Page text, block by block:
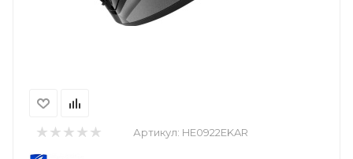
Артикул: HE0922EKAR